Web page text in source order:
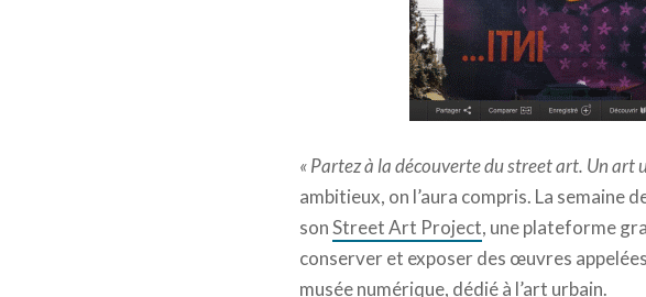
« Partez à la découverte du street art. Un
ambitieux, on l’aura compris. La semaine
sonStreet Art Project, une plateforme
conserver et exposer des œuvres
musée numérique, dédié à l’art urbain.